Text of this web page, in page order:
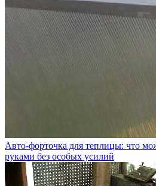
Авто-форточка для теплицы: что
руками без особых усилий